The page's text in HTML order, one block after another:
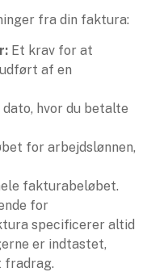
fra din faktura:
Et krav for at
af en
hvor du betalte
for arbejdslønnen,
fakturabeløbet.
for
specificerer altid
er indtastet,
fradrag.